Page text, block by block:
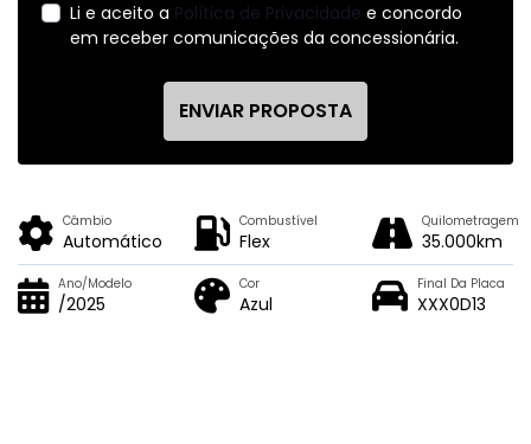
Li e aceito a Política de Privacidade e concordo
em receber comunicações da concessionária.
ENVIAR PROPOSTA
Câmbio
Automático
Combustível
Flex
Quilometragem
35.000km
Ano/Modelo
/2025
Cor
Azul
Final Da Placa
XXX0D13